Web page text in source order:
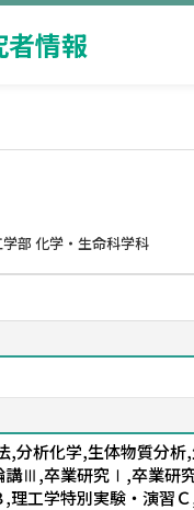
者情報
部 化学・生命科学科
,分析化学,生体物質分
Ⅲ,卒業研究Ⅰ,卒業研
理工学特別実験・演習